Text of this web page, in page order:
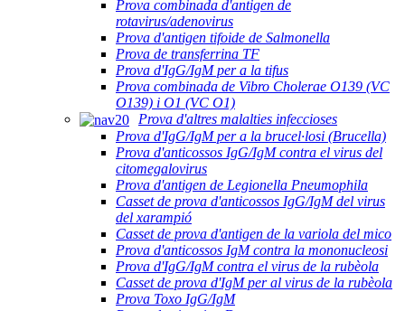
Prova combinada d'antigen de
rotavirus/adenovirus
Prova d'antigen tifoide de Salmonella
Prova de transferrina TF
Prova d'IgG/IgM per a la tifus
Prova combinada de Vibro Cholerae O139 (VC
O139) i O1 (VC O1)
Prova d'altres malalties infeccioses
Prova d'IgG/IgM per a la brucel·losi (Brucella)
Prova d'anticossos IgG/IgM contra el virus del
citomegalovirus
Prova d'antigen de Legionella Pneumophila
Casset de prova d'anticossos IgG/IgM del virus
del xarampió
Casset de prova d'antigen de la variola del mico
Prova d'anticossos IgM contra la mononucleosi
Prova d'IgG/IgM contra el virus de la rubèola
Casset de prova d'IgM per al virus de la rubèola
Prova Toxo IgG/IgM